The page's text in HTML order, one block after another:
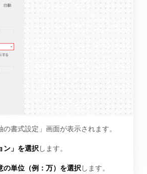
書式設定」画面が表示されます。
ン」を選択 します。
の単位（例：万）を選択 します。